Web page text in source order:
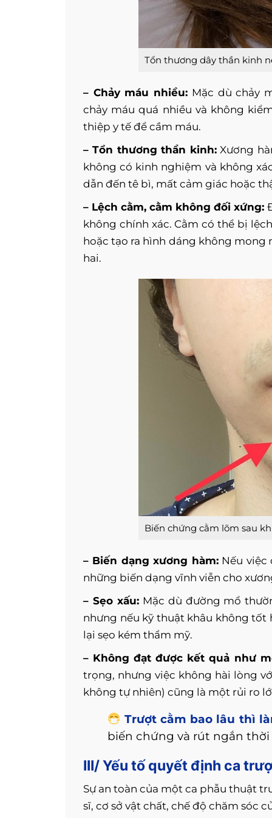
Tổn thương dây thần kinh
– Chảy máu nhiều: Mặc dù chảy
chảy máu quá nhiều và không
thiệp y tế để cầm máu.
– Tổn thương thần kinh:Xương
không có kinh nghiệm và không
dẫn đến tê bì, mất cảm giác hoặc
– Lệch cằm, cằm không đối xứng:
không chính xác. Cằm có thể bị
hoặc tạo ra hình dáng không
hai.
Biến chứng cằm lõm sau
– Biến dạng xương hàm:Nếu việc
những biến dạng vĩnh viễn cho
– Sẹo xấu:Mặc dù đường mổ
nhưng nếu kỹ thuật khâu không tốt
lại sẹo kém thẩm mỹ.
– Không đạt được kết quả như
trọng, nhưng việc không hài lòng
không tự nhiên) cũng là một rủi ro
Trượt cằm bao lâu thì
biến chứng và rút ngắn
III/ Yếu tố quyết định ca
Sự an toàn của một ca phẫu thuật
sĩ, cơ sở vật chất, chế độ chăm sóc